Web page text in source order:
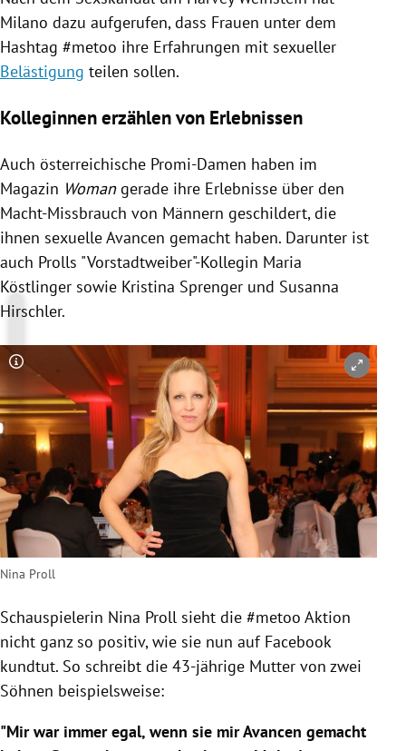
Milano dazu aufgerufen, dass Frauen unter dem
Hashtag #metoo ihre Erfahrungen mit sexueller
Belästigung teilen sollen.
Kolleginnen erzählen von Erlebnissen
Auch österreichische Promi-Damen haben im
Magazin Womangerade ihre Erlebnisse über den
Macht-Missbrauch von Männern geschildert, die
ihnen sexuelle Avancen gemacht haben. Darunter ist
auch Prolls "Vorstadtweiber"-Kollegin Maria
Köstlinger sowie Kristina Sprenger und Susanna
Hirschler.
Copyright-Hinweis öffnen/schließen
Nina Proll
Schauspielerin Nina Proll sieht die #metoo Aktion
nicht ganz so positiv, wie sie nun auf Facebook
kundtut. So schreibt die 43-jährige Mutter von zwei
Söhnen beispielsweise:
"Mir war immer egal, wenn sie mir Avancen gemacht